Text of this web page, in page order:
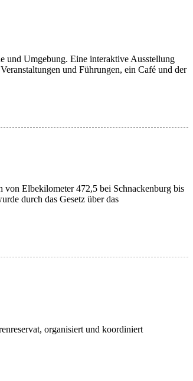
und Umgebung. Eine interaktive Ausstellung
und Führungen, ein Café und der
von Elbekilometer 472,5 bei Schnackenburg bis
durch das Gesetz über das
organisiert und koordiniert